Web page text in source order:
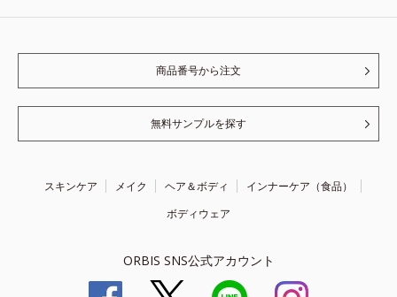
商品番号から注文
無料サンプルを探す
スキンケア メイク ヘア＆ボディ
インナーケア（食品）
ボディウェア
ORBIS SNS公式アカウント